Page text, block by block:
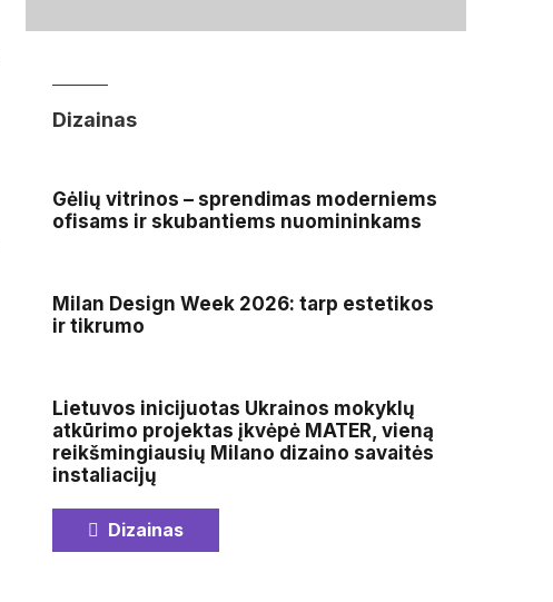
Dizainas
Gėlių vitrinos – sprendimas moderniems
ofisams ir skubantiems nuomininkams
Milan Design Week 2026: tarp estetikos
ir tikrumo
Lietuvos inicijuotas Ukrainos mokyklų
atkūrimo projektas įkvėpė MATER, vieną
reikšmingiausių Milano dizaino savaitės
instaliacijų
Dizainas